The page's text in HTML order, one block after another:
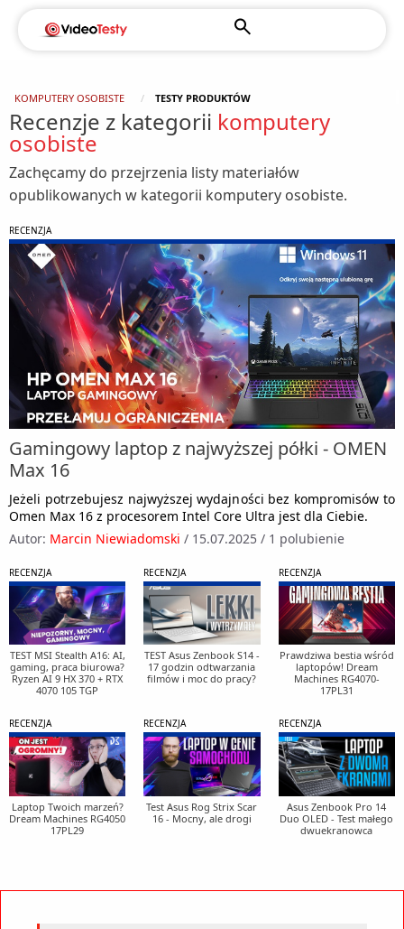
KOMPUTERY OSOBISTE TESTY PRODUKTÓW
Recenzje z kategorii komputery
osobiste
Zachęcamy do przejrzenia listy materiałów
opublikowanych w kategorii komputery osobiste.
RECENZJA
Gamingowy laptop z najwyższej półki - OMEN
Max 16
Jeżeli potrzebujesz najwyższej wydajności bez kompromisów to
Omen Max 16 z procesorem Intel Core Ultra jest dla Ciebie.
Autor: Marcin Niewiadomski / 15.07.2025 / 1 polubienie
RECENZJA
TEST MSI Stealth A16: AI,
gaming, praca biurowa?
Ryzen AI 9 HX 370 + RTX
4070 105 TGP
RECENZJA
TEST Asus Zenbook S14 -
17 godzin odtwarzania
filmów i moc do pracy?
RECENZJA
Prawdziwa bestia wśród
laptopów! Dream
Machines RG4070-
17PL31
RECENZJA
Laptop Twoich marzeń?
Dream Machines RG4050
17PL29
RECENZJA
Test Asus Rog Strix Scar
16 - Mocny, ale drogi
RECENZJA
Asus Zenbook Pro 14
Duo OLED - Test małego
dwuekranowca